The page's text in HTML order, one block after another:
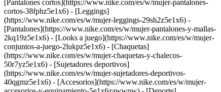
[Pantalones cortos](https://www.nike.com/es/w/mujer-pantalones-
cortos-38fphz5e1x6) - [Leggings]
(https://www.nike.com/es/w/mujer-leggings-29sh2z5e1x6) -
[Pantalones](https://www.nike.com/es/w/mujer-pantalones-y-mallas-
2kq19z5e1x6) - [Looks a juego](https://www.nike.com/es/w/mujer-
conjuntos-a-juego-2lukpz5e1x6) - [Chaquetas]
(https://www.nike.com/es/w/mujer-chaquetas-y-chalecos-
50r7yz5e1x6) - [Sujetadores deportivos]
(https://www.nike.com/es/w/mujer-sujetadores-deportivos-
40qgmz5e1x6) - [Accesorios](https://www.nike.com/es/w/mujer-